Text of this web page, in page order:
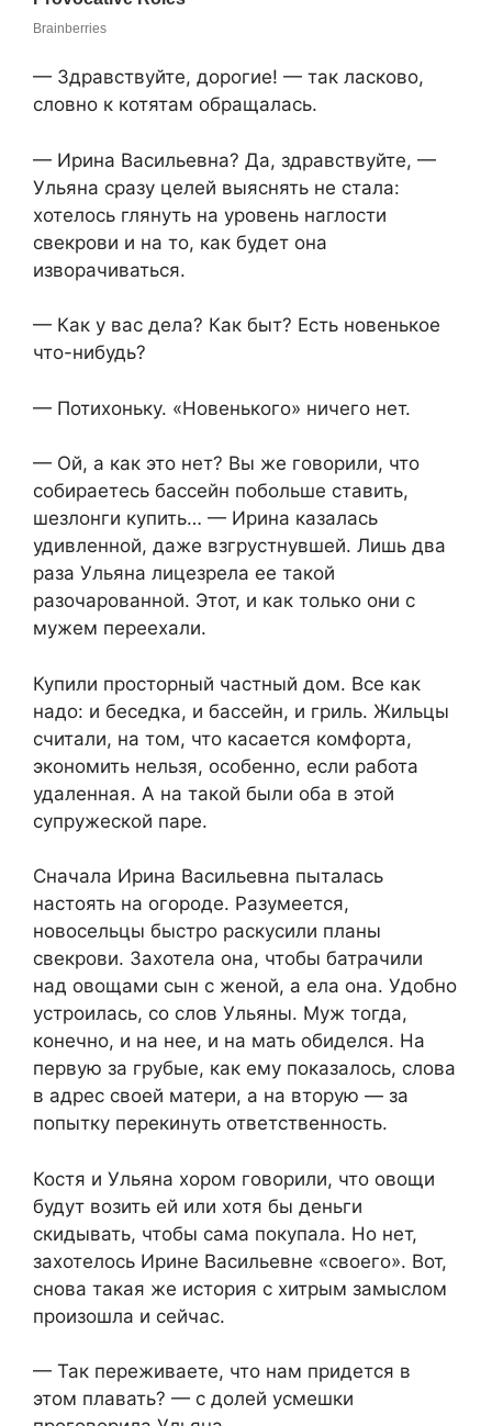
— Здравствуйте, дорогие! — так ласково,
словно к котятам обращалась.
— Ирина Васильевна? Да, здравствуйте, —
Ульяна сразу целей выяснять не стала:
хотелось глянуть на уровень наглости
свекрови и на то, как будет она
изворачиваться.
— Как у вас дела? Как быт? Есть новенькое
что-нибудь?
— Потихоньку. «Новенького» ничего нет.
— Ой, а как это нет? Вы же говорили, что
собираетесь бассейн побольше ставить,
шезлонги купить… — Ирина казалась
удивленной, даже взгрустнувшей. Лишь два
раза Ульяна лицезрела ее такой
разочарованной. Этот, и как только они с
мужем переехали.
Купили просторный частный дом. Все как
надо: и беседка, и бассейн, и гриль. Жильцы
считали, на том, что касается комфорта,
экономить нельзя, особенно, если работа
удаленная. А на такой были оба в этой
супружеской паре.
Сначала Ирина Васильевна пыталась
настоять на огороде. Разумеется,
новосельцы быстро раскусили планы
свекрови. Захотела она, чтобы батрачили
над овощами сын с женой, а ела она. Удобно
устроилась, со слов Ульяны. Муж тогда,
конечно, и на нее, и на мать обиделся. На
первую за грубые, как ему показалось, слова
в адрес своей матери, а на вторую — за
попытку перекинуть ответственность.
Костя и Ульяна хором говорили, что овощи
будут возить ей или хотя бы деньги
скидывать, чтобы сама покупала. Но нет,
захотелось Ирине Васильевне «своего». Вот,
снова такая же история с хитрым замыслом
произошла и сейчас.
— Так переживаете, что нам придется в
этом плавать? — с долей усмешки